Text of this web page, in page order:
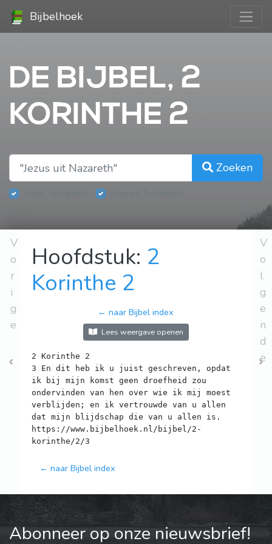
Bijbelhoek
DE BIJBEL, 2
KORINTHE 2
Zoeken
V
o
r
i
g
e
Hoofdstuk: 2
Korinthe 2
← naar Bijbel index
Lees weergave openen
2 Korinthe 2
3 En dit heb ik u juist geschreven, opdat
ik bij mijn komst geen droefheid zou
ondervinden van hen over wie ik mij moest
verblijden; en ik vertrouwde van u allen
dat mijn blijdschap die van u allen is.
https://www.bijbelhoek.nl/bijbel/2-
← naar Bijbel index
V
o
l
g
e
n
d
e
Abonneer op onze nieuwsbrief!